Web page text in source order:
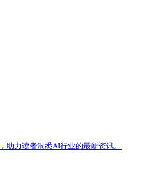
助力读者洞悉AI行业的最新资讯。